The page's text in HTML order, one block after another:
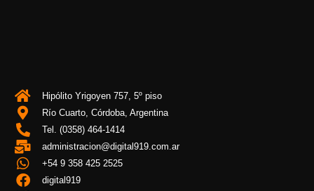
Hipólito Yrigoyen 757, 5º piso
Río Cuarto, Córdoba, Argentina
Tel. (0358) 464-1414
administracion@digital919.com.ar
+54 9 358 425 2525
digital919